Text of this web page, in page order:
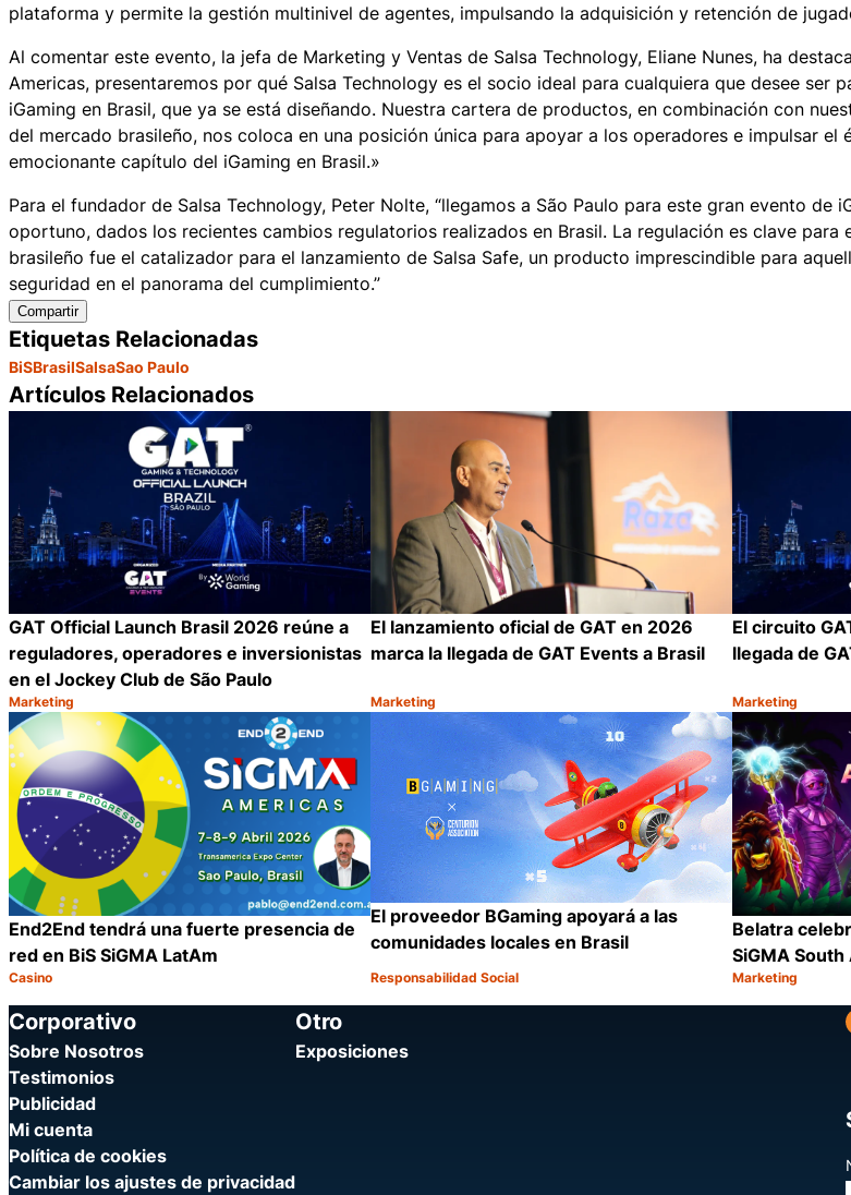
plataforma y permite la gestión multinivel de agentes, impulsando la adquisición y retención de
Al comentar este evento, la jefa de Marketing y Ventas de Salsa Technology, Eliane Nunes, ha
Americas, presentaremos por qué Salsa Technology es el socio ideal para cualquiera que desee ser
iGaming en Brasil, que ya se está diseñando. Nuestra cartera de productos, en combinación con
del mercado brasileño, nos coloca en una posición única para apoyar a los operadores e impulsar el
emocionante capítulo del iGaming en Brasil.»
Para el fundador de Salsa Technology, Peter Nolte, “llegamos a São Paulo para este gran evento de
oportuno, dados los recientes cambios regulatorios realizados en Brasil. La regulación es clave para
brasileño fue el catalizador para el lanzamiento de Salsa Safe, un producto imprescindible para
seguridad en el panorama del cumplimiento.”
Compartir
Etiquetas Relacionadas
BiSBrasilSalsaSao Paulo
Artículos Relacionados
GAT Official Launch Brasil 2026 reúne a
reguladores, operadores e inversionistas
en el Jockey Club de São Paulo
Categoría:
Marketing
Compartir
El lanzamiento oficial de GAT en 2026
marca la llegada de GAT Events a Brasil
Categoría:
Marketing
Compartir
El circuito
llegada de
Categoría:
Marketing
End2End tendrá una fuerte presencia de
red en BiS SiGMA LatAm
Categoría:
Casino
Compartir
El proveedor BGaming apoyará a las
comunidades locales en Brasil
Categoría:
Responsabilidad Social
Compartir
Belatra
SiGMA
Categoría:
Marketing
Corporativo
Sobre Nosotros
Testimonios
Publicidad
Mi cuenta
Política de cookies
Cambiar los ajustes de privacidad
Otro
Exposiciones